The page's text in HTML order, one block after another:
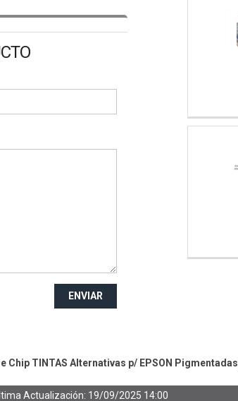
ENVIAR
Chip TINTAS Alternativas p/ EPSON Pigmentadas
Actualización: 19/09/2025 14:00